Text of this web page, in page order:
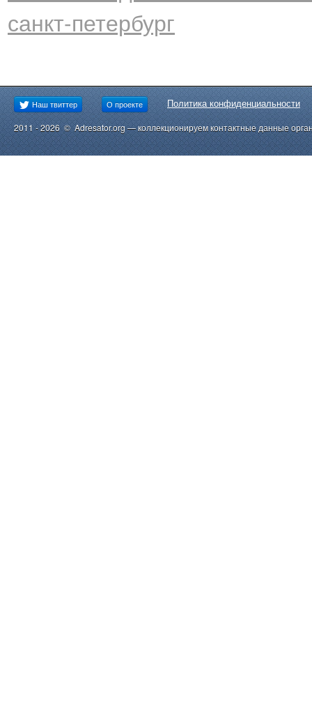
санкт-петербург
Наш твиттер О проекте Политика конфиденциальности
2011 - 2026 © Adresator.org — коллекционируем контактные данные